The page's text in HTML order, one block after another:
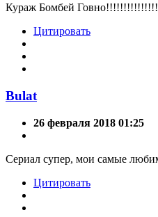
Кураж Бомбей
Цитировать
Bulat
26 февраля 2018 01:25
Сериал супер, мои самые
Цитировать